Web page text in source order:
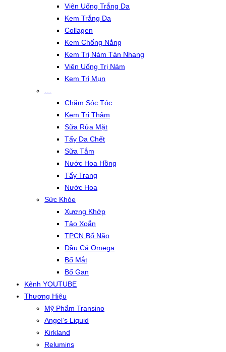
Viên Uống Trắng Da
Kem Trắng Da
Collagen
Kem Chống Nắng
Kem Trị Nám Tàn Nhang
Viên Uống Trị Nám
Kem Trị Mụn
Chăm Sóc Tóc
Kem Trị Thâm
Sữa Rửa Mặt
Tẩy Da Chết
Sữa Tắm
Nước Hoa Hồng
Tẩy Trang
Nước Hoa
Sức Khỏe
Xương Khớp
Tảo Xoắn
TPCN Bổ Não
Dầu Cá Omega
Bổ Mắt
Bổ Gan
Kênh YOUTUBE
Thương Hiệu
Mỹ Phẩm Transino
Angel’s Liquid
Kirkland
Relumins